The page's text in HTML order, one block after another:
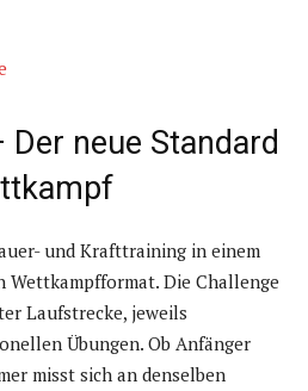
Der neue Standard
und Krafttraining in einem
Die Challenge
Laufstrecke, jeweils
Übungen. Ob Anfänger
misst sich an denselben